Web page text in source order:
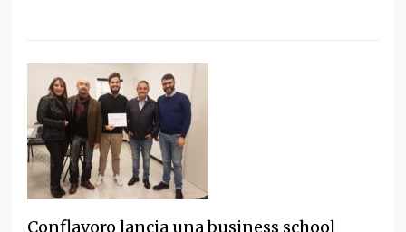
Conflavoro lancia una business school